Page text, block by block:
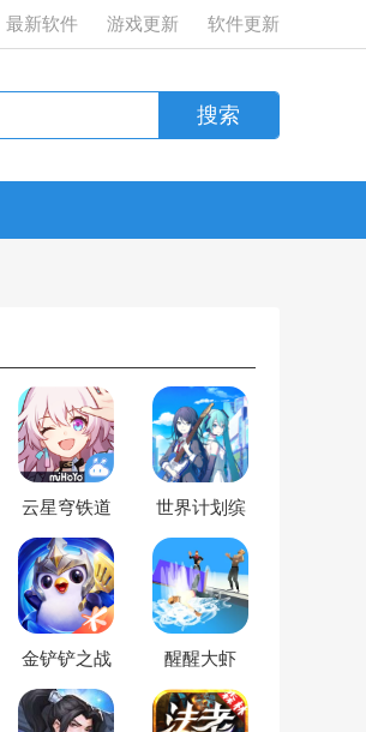
最新软件 游戏更新 软件更新
云星穹铁道
世界计划缤
金铲铲之战 醒醒大虾